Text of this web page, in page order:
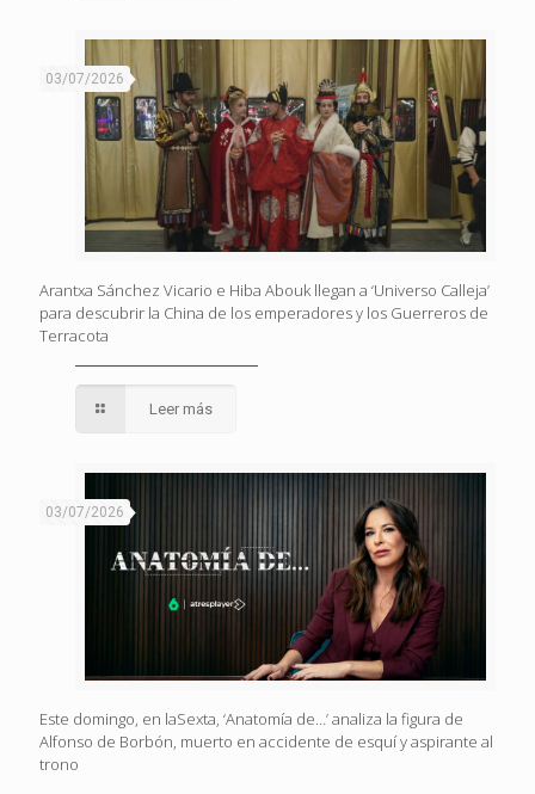
03/07/2026
Arantxa Sánchez Vicario e Hiba Abouk llegan a ‘Universo Calleja’
para descubrir la China de los emperadores y los Guerreros de
Terracota
Leer más
03/07/2026
Este domingo, en laSexta, ‘Anatomía de…’ analiza la figura de
Alfonso de Borbón, muerto en accidente de esquí y aspirante al
trono